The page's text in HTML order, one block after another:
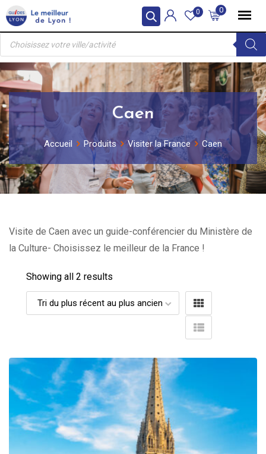
Skip
to
content
0
0
Recherche
produits
Caen
Accueil Produits Visiter la France Caen
Visite de Caen avec un guide-conférencier du Ministère de
la Culture- Choisissez le meilleur de la France !
Showing all 2 results